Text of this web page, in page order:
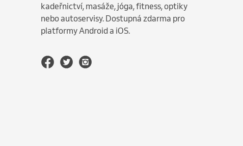
kadeřnictví, masáže, jóga, fitness, optiky
nebo autoservisy. Dostupná zdarma pro
platformy Android a iOS.